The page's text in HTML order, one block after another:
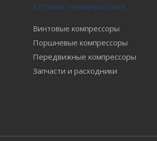
Каталог компрессоров
Винтовые компрессоры
Поршневые компрессоры
Передвижные компрессоры
Запчасти и расходники